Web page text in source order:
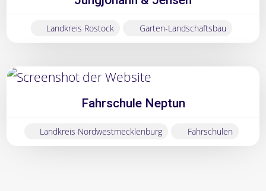
Landkreis Rostock Garten-Landschaftsbau
Fahrschule Neptun
Landkreis Nordwestmecklenburg Fahrschulen